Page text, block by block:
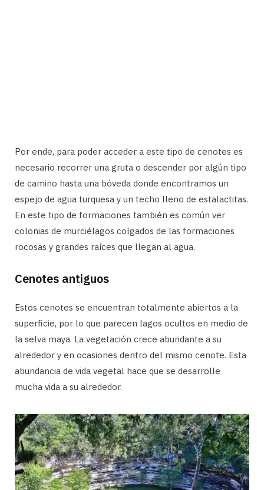
Por ende, para poder acceder a este tipo de cenotes es
necesario recorrer una gruta o descender por algún tipo
de camino hasta una bóveda donde encontramos un
espejo de agua turquesa y un techo lleno de estalactitas.
En este tipo de formaciones también es común ver
colonias de murciélagos colgados de las formaciones
rocosas y grandes raíces que llegan al agua.
Cenotes antiguos
Estos cenotes se encuentran totalmente abiertos a la
superficie, por lo que parecen lagos ocultos en medio de
la selva maya. La vegetación crece abundante a su
alrededor y en ocasiones dentro del mismo cenote. Esta
abundancia de vida vegetal hace que se desarrolle
mucha vida a su alrededor.